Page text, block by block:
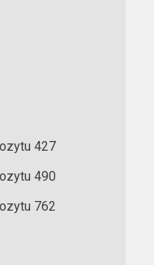
427
490
762